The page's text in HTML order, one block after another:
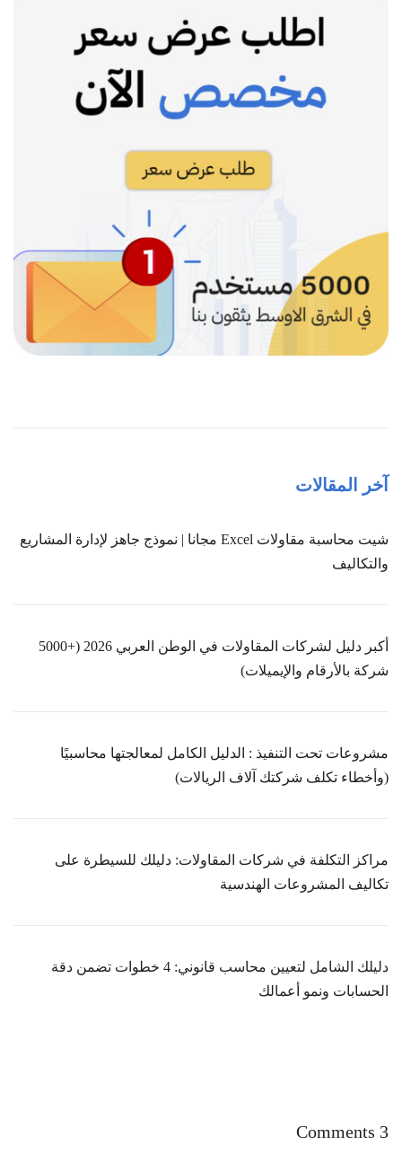
آخر المقالات
شيت محاسبة مقاولات Excel مجانا | نموذج جاهز لإدارة المشاريع
والتكاليف
أكبر دليل لشركات المقاولات في الوطن العربي 2026 (+5000
شركة بالأرقام والإيميلات)
مشروعات تحت التنفيذ : الدليل الكامل لمعالجتها محاسبيًا
(وأخطاء تكلف شركتك آلاف الريالات)
مراكز التكلفة في شركات المقاولات: دليلك للسيطرة على
تكاليف المشروعات الهندسية
دليلك الشامل لتعيين محاسب قانوني: 4 خطوات تضمن دقة
الحسابات ونمو أعمالك
3 Comments